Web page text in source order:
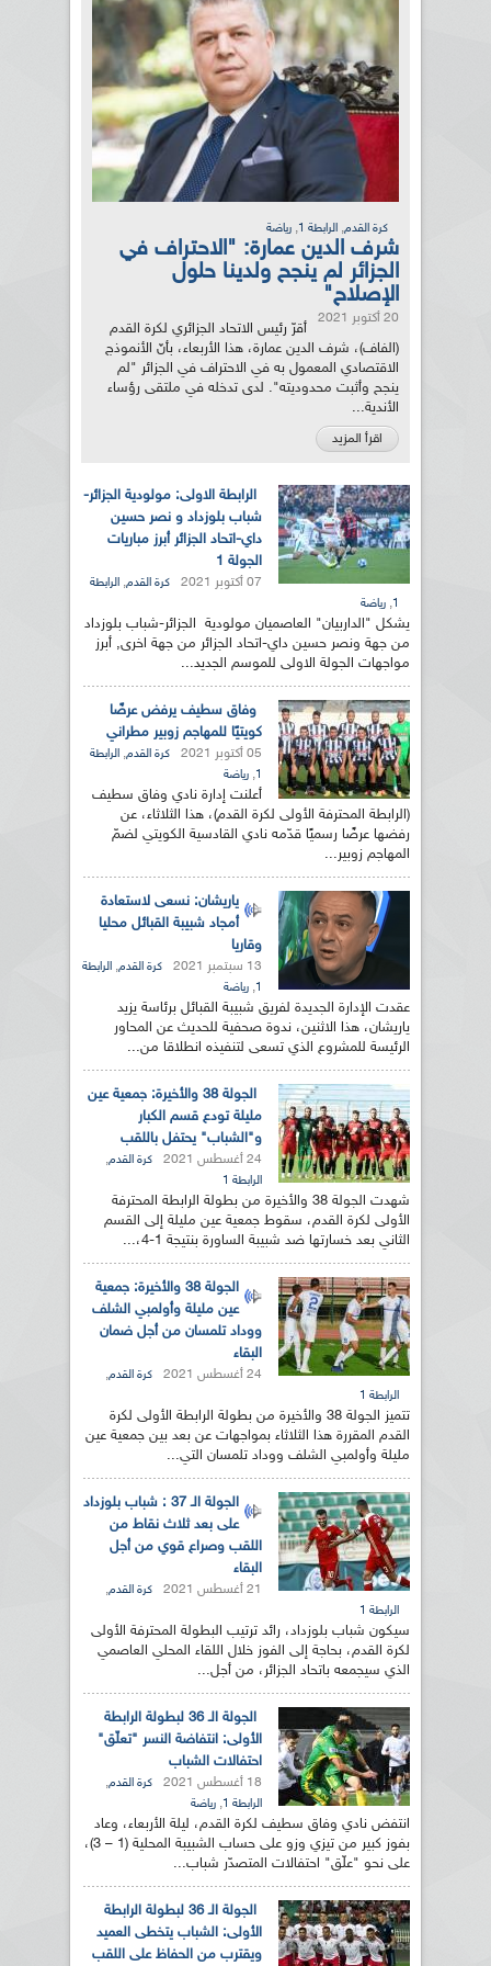
كرة القدم, الرابطة 1 , رياضة
شرف الدين عمارة: "الاحتراف في
الجزائر لم ينجح ولدينا حلول
الإصلاح"
20 أكتوبر 2021
أقرّ رئيس الاتحاد الجزائري لكرة القدم
(الفاف)، شرف الدين عمارة، هذا الأربعاء، بأنّ الأنموذج
الاقتصادي المعمول به في الاحتراف في الجزائر "لم
ينجح وأثبت محدوديته". لدى تدخله في ملتقى رؤساء
الأندية...
اقرأ المزيد
الرابطة الاولى: مولودية الجزائر-
شباب بلوزداد و نصر حسين
داي-اتحاد الجزائر أبرز مباريات
الجولة 1
07 أكتوبر 2021 كرة القدم, الرابطة
1
, رياضة
يشكل "الداربيان" العاصميان مولودية الجزائر-شباب بلوزداد
من جهة ونصر حسين داي-اتحاد الجزائر من جهة اخرى, أبرز
مواجهات الجولة الاولى للموسم الجديد...
وفاق سطيف يرفض عرضًا
كويتيًا للمهاجم زوبير مطراني
05 أكتوبر 2021 كرة القدم, الرابطة
1
, رياضة
أعلنت إدارة نادي وفاق سطيف
(الرابطة المحترفة الأولى لكرة القدم)، هذا الثلاثاء، عن
رفضها عرضًا رسميًا قدّمه نادي القادسية الكويتي لضمّ
المهاجم زوبير...
ياريشان: نسعى لاستعادة
أمجاد شبيبة القبائل محليا
وقاريا
13 سبتمبر 2021 كرة القدم, الرابطة
1
, رياضة
عقدت الإدارة الجديدة لفريق شبيبة القبائل برئاسة يزيد
ياريشان، هذا الاثنين، ندوة صحفية للحديث عن المحاور
الرئيسة للمشروع الذي تسعى لتنفيذه انطلاقا من...
الجولة 38 والأخيرة: جمعية عين
مليلة تودع قسم الكبار
و"الشباب" يحتفل باللقب
24 أغسطس 2021 كرة القدم,
الرابطة 1
شهدت الجولة 38 والأخيرة من بطولة الرابطة المحترفة
الأولى لكرة القدم، سقوط جمعية عين مليلة إلى القسم
الثاني بعد خسارتها ضد شبيبة الساورة بنتيجة 1-4،...
الجولة 38 والأخيرة: جمعية
عين مليلة وأولمبي الشلف
ووداد تلمسان من أجل ضمان
البقاء
24 أغسطس 2021 كرة القدم,
الرابطة 1
تتميز الجولة 38 والأخيرة من بطولة الرابطة الأولى لكرة
القدم المقررة هذا الثلاثاء بمواجهات عن بعد بين جمعية عين
مليلة وأولمبي الشلف ووداد تلمسان التي...
الجولة الـ 37 : شباب بلوزداد
على بعد ثلاث نقاط من
اللقب وصراع قوي من أجل
البقاء
21 أغسطس 2021 كرة القدم,
الرابطة 1
سيكون شباب بلوزداد، رائد ترتيب البطولة المحترفة الأولى
لكرة القدم، بحاجة إلى الفوز خلال اللقاء المحلي العاصمي
الذي سيجمعه باتحاد الجزائر، من أجل...
الجولة الـ 36 لبطولة الرابطة
الأولى: انتفاضة النسر "تعلّق"
احتفالات الشباب
18 أغسطس 2021 كرة القدم,
الرابطة 1 , رياضة
انتفض نادي وفاق سطيف لكرة القدم، ليلة الأربعاء، وعاد
بفوز كبير من تيزي وزو على حساب الشبيبة المحلية (1 – 3)،
على نحو "علّق" احتفالات المتصدّر شباب...
الجولة الـ 36 لبطولة الرابطة
الأولى: الشباب يتخطى العميد
ويقترب من الحفاظ على اللقب